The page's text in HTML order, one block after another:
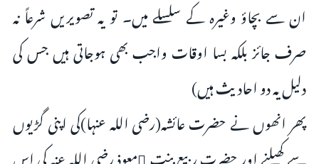
ان سے بچاؤ وغیرہ کے سلسلے میں۔ تو یہ تصویریں شرعاً نہ
صرف جائز بلکہ بسا اوقات واجب بھی ہوجاتی ہیں جس کی
دلیل یہ دو احادیث ہیں)
پھر انھوں نے حضرت عائشہ(رضی اللہ عنہا)کی اپنی گڑیوں
سے کھیلنے اور حضرت ربیع بنت ِمعوذ رضی اللہ عنہ کی اس